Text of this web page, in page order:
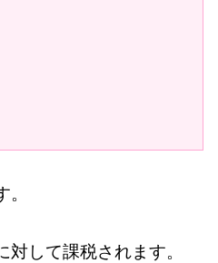
。
して課税されます。